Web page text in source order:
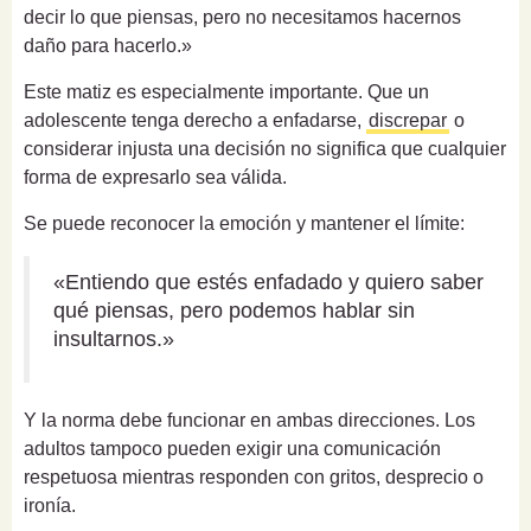
decir lo que piensas, pero no necesitamos hacernos
daño para hacerlo.»
Este matiz es especialmente importante. Que un
adolescente tenga derecho a enfadarse, discrepar o
considerar injusta una decisión no significa que cualquier
forma de expresarlo sea válida.
Se puede reconocer la emoción y mantener el límite:
«Entiendo que estés enfadado y quiero saber
qué piensas, pero podemos hablar sin
insultarnos.»
Y la norma debe funcionar en ambas direcciones. Los
adultos tampoco pueden exigir una comunicación
respetuosa mientras responden con gritos, desprecio o
ironía.